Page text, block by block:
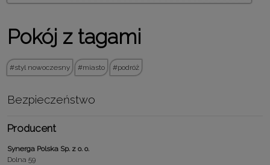
Pokój z tagami
styl nowoczesny miasto podróż
Bezpieczeństwo
Producent
Synerga Polska Sp. z o. o.
Dolna 59